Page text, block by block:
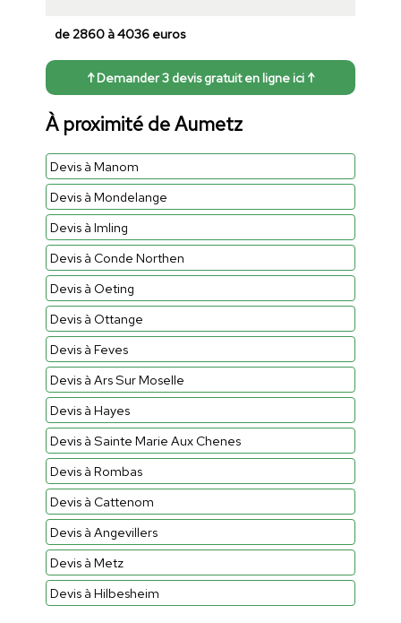
de 2860 à 4036 euros
↑ Demander 3 devis gratuit en ligne ici ↑
À proximité de Aumetz
Devis à Manom
Devis à Mondelange
Devis à Imling
Devis à Conde Northen
Devis à Oeting
Devis à Ottange
Devis à Feves
Devis à Ars Sur Moselle
Devis à Hayes
Devis à Sainte Marie Aux Chenes
Devis à Rombas
Devis à Cattenom
Devis à Angevillers
Devis à Metz
Devis à Hilbesheim